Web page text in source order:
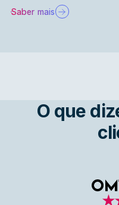
Saber mais
O que